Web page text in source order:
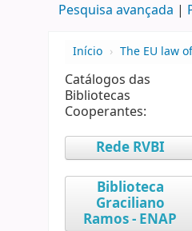
Pesquisa avançada
Início › The EU law
Catálogos das
Bibliotecas
Cooperantes:
Rede RVBI
Biblioteca
Graciliano
Ramos - ENAP